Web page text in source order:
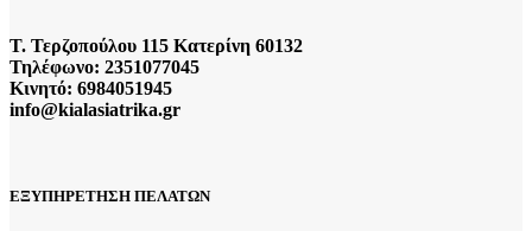
Τ. Τερζοπούλου 115 Κατερίνη 60132
Τηλέφωνο: 2351077045
Κινητό: 6984051945
info@kialasiatrika.gr
ΕΞΥΠΗΡΕΤΗΣΗ ΠΕΛΑΤΩΝ